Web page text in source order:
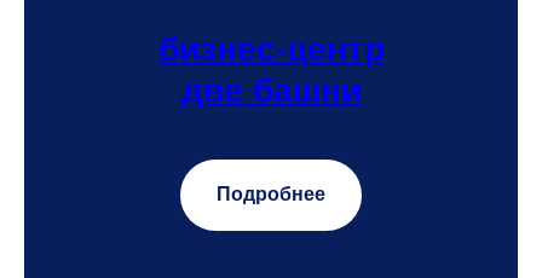
бизнес-центр
две башни
Подробнее